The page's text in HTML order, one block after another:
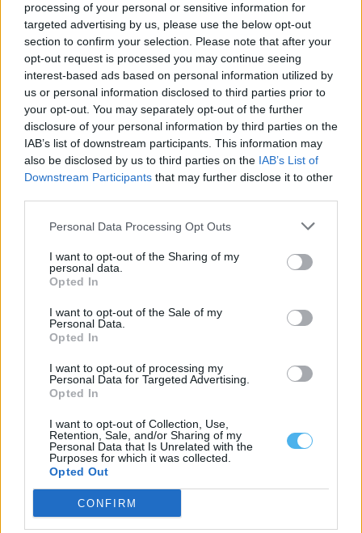
processing of your personal or sensitive information for
targeted advertising by us, please use the below opt-out
section to confirm your selection. Please note that after your
opt-out request is processed you may continue seeing
interest-based ads based on personal information utilized by
us or personal information disclosed to third parties prior to
your opt-out. You may separately opt-out of the further
disclosure of your personal information by third parties on the
IAB’s list of downstream participants. This information may
also be disclosed by us to third parties on the IAB’s List of
Downstream Participants that may further disclose it to other
Personal Data Processing Opt Outs
I want to opt-out of the Sharing of my
personal data.
Opted In
I want to opt-out of the Sale of my
Personal Data.
Opted In
I want to opt-out of processing my
Personal Data for Targeted Advertising.
Opted In
I want to opt-out of Collection, Use,
Retention, Sale, and/or Sharing of my
Personal Data that Is Unrelated with the
Purposes for which it was collected.
Opted Out
CONFIRM
Feira de São João de Évora tem orçamento de 800 mil euros e
abre a 23 de junho
A Feira de São João de Évora arranca no dia 23 de junho, com...
15 Junho, 2026 - 09:30
POUPAR!
Consumir de forma consciente é um ato de cidadania. Ao
escolher melhor, está a...